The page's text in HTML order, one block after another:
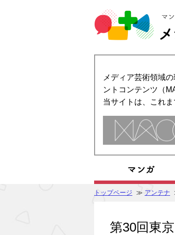
メディア芸術領域
ントコンテンツ（
当サイトは、これ
トップページ ≫ アンテナ
第30回東